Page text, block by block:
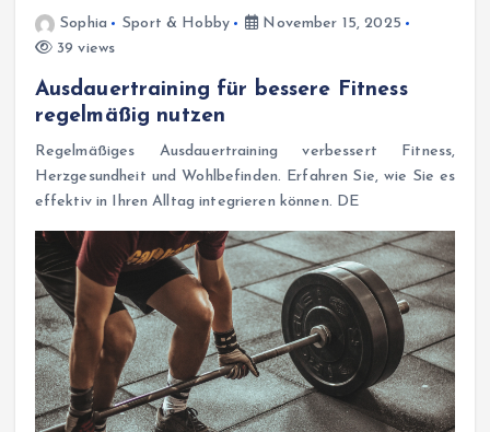
Sophia Sport & Hobby
November 15, 2025
39 views
Ausdauertraining für bessere Fitness
regelmäßig nutzen
Regelmäßiges Ausdauertraining verbessert Fitness,
Herzgesundheit und Wohlbefinden. Erfahren Sie, wie Sie es
effektiv in Ihren Alltag integrieren können. DE